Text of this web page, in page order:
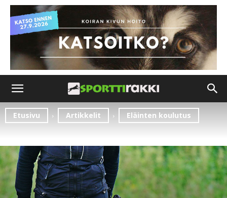
Etusivu Artikkelit Eläinten koulutus